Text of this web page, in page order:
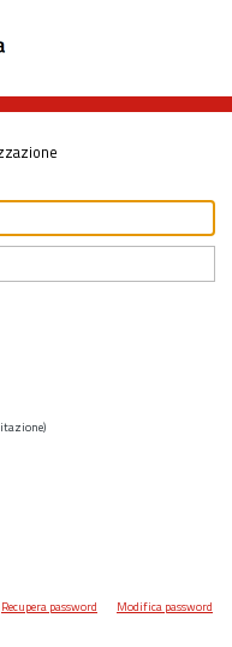
Recupera password Modifica password